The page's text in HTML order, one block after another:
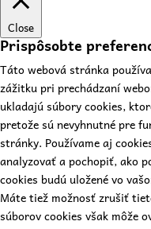
Close
Prispôsobte
Táto webová stránka
zážitku pri prechádzaní
ukladajú súbory cookies,
pretože sú nevyhnutné pre
stránky. Používame aj
analyzovať a pochopiť, ako
cookies budú uložené vo
Máte tiež možnosť zrušiť
súborov cookies však môže